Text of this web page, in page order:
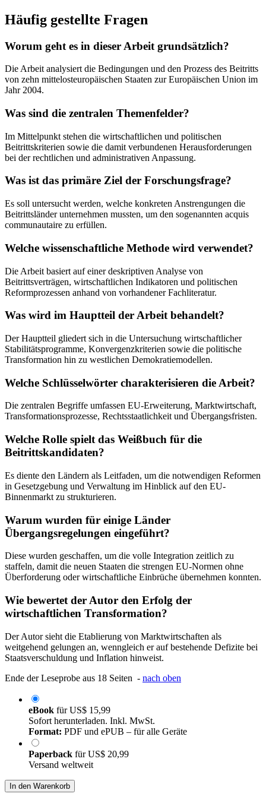
Häufig gestellte Fragen
Worum geht es in dieser Arbeit grundsätzlich?
Die Arbeit analysiert die Bedingungen und den Prozess des Beitritts
von zehn mittelosteuropäischen Staaten zur Europäischen Union im
Jahr 2004.
Was sind die zentralen Themenfelder?
Im Mittelpunkt stehen die wirtschaftlichen und politischen
Beitrittskriterien sowie die damit verbundenen Herausforderungen
bei der rechtlichen und administrativen Anpassung.
Was ist das primäre Ziel der Forschungsfrage?
Es soll untersucht werden, welche konkreten Anstrengungen die
Beitrittsländer unternehmen mussten, um den sogenannten acquis
communautaire zu erfüllen.
Welche wissenschaftliche Methode wird verwendet?
Die Arbeit basiert auf einer deskriptiven Analyse von
Beitrittsverträgen, wirtschaftlichen Indikatoren und politischen
Reformprozessen anhand von vorhandener Fachliteratur.
Was wird im Hauptteil der Arbeit behandelt?
Der Hauptteil gliedert sich in die Untersuchung wirtschaftlicher
Stabilitätsprogramme, Konvergenzkriterien sowie die politische
Transformation hin zu westlichen Demokratiemodellen.
Welche Schlüsselwörter charakterisieren die Arbeit?
Die zentralen Begriffe umfassen EU-Erweiterung, Marktwirtschaft,
Transformationsprozesse, Rechtsstaatlichkeit und Übergangsfristen.
Welche Rolle spielt das Weißbuch für die
Beitrittskandidaten?
Es diente den Ländern als Leitfaden, um die notwendigen Reformen
in Gesetzgebung und Verwaltung im Hinblick auf den EU-
Binnenmarkt zu strukturieren.
Warum wurden für einige Länder
Übergangsregelungen eingeführt?
Diese wurden geschaffen, um die volle Integration zeitlich zu
staffeln, damit die neuen Staaten die strengen EU-Normen ohne
Überforderung oder wirtschaftliche Einbrüche übernehmen konnten.
Wie bewertet der Autor den Erfolg der
wirtschaftlichen Transformation?
Der Autor sieht die Etablierung von Marktwirtschaften als
weitgehend gelungen an, wenngleich er auf bestehende Defizite bei
Staatsverschuldung und Inflation hinweist.
Ende der Leseprobe aus 18 Seiten - nach oben
eBook fürUS$ 15,99
Sofort herunterladen. Inkl. MwSt.
Format: PDF und ePUB – für alle Geräte
Paperback fürUS$ 20,99
Versand weltweit
In den Warenkorb